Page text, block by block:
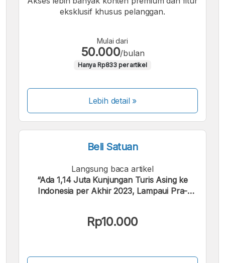
eksklusif khusus pelanggan.
Mulai dari
50.000/bulan
Hanya Rp833 per artikel
Lebih detail »
Beli Satuan
Langsung baca artikel
“Ada 1,14 Juta Kunjungan Turis Asing ke
Indonesia per Akhir 2023, Lampaui Pra-
Rp10.000